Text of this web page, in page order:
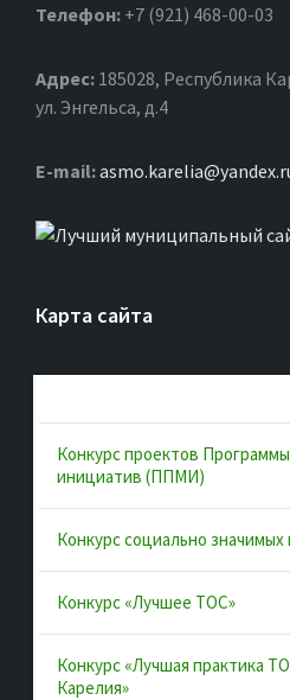
Телефон: +7 (921) 468-00-03
Адрес: 185028, Республика
ул. Энгельса, д.4
Е-mail:
Карта сайта
Об ассоциации
Документы
Муниципальные образования
Конкурсы и лучшие практики
Контакты
Полезные ссылки
Конкурс проектов
инициатив (ППМИ)
Конкурс социально
Конкурс «Лучшее ТОС»
Конкурс «Лучшая практика
Карелия»